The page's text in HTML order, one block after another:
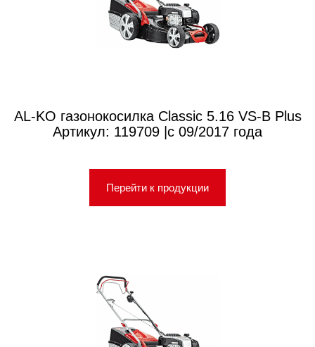
AL-KO газонокосилка Classic 5.16 VS-B Plus
Артикул: 119709 |с 09/2017 года
Перейти к продукции